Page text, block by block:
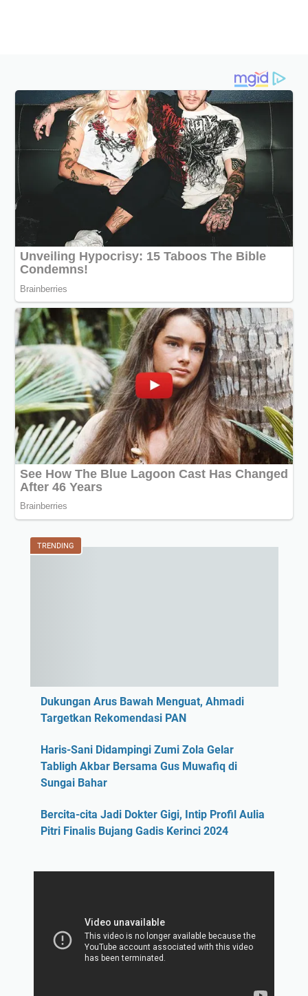
TRENDING
Dukungan Arus Bawah Menguat, Ahmadi
Targetkan Rekomendasi PAN
Haris-Sani Didampingi Zumi Zola Gelar
Tabligh Akbar Bersama Gus Muwafiq di
Sungai Bahar
Bercita-cita Jadi Dokter Gigi, Intip Profil Aulia
Pitri Finalis Bujang Gadis Kerinci 2024